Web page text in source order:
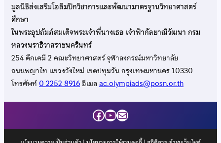
มูลนิธิส่งเสริมโอลิมปิกวิชาการและพัฒนามาตรฐานวิทยาศาสตร์
ศึกษา
ในพระอุปถัมภ์สมเด็จพระเจ้าพี่นางเธอ เจ้าฟ้ากัลยาณิวัฒนา กรม
หลวงนราธิวาสราชนครินทร์
254 ตึกเคมี 2 คณะวิทยาศาสตร์ จุฬาลงกรณ์มหาวิทยาลัย
ถนนพญาไท แขวงวังใหม่ เขตปทุมวัน กรุงเทพมหานคร 10330
โทรศัพท์0 2252 8916อีเมลac.olympiads@posn.or.th
Facebook
YouTube
Mail